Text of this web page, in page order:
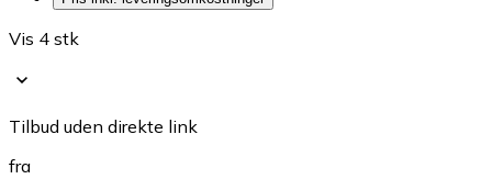
Vis 4 stk
Tilbud uden direkte link
fra